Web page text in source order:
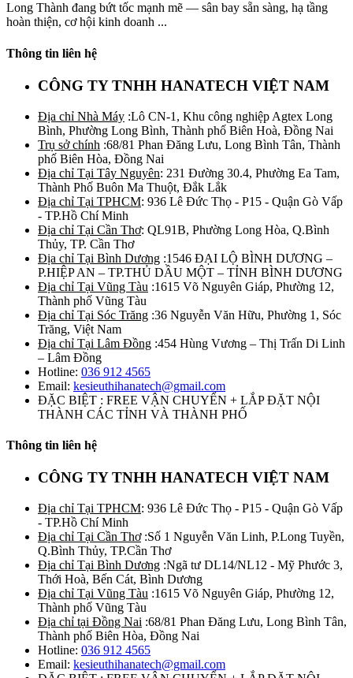
Long Thành đang bứt tốc mạnh mẽ — sân bay sẵn sàng, hạ tầng
hoàn thiện, cơ hội kinh doanh ...
Thông tin liên hệ
CÔNG TY TNHH HANATECH VIỆT NAM
Địa chỉ Nhà Máy :Lô CN-1, Khu công nghiệp Agtex Long
Bình, Phường Long Bình, Thành phố Biên Hoà, Đồng Nai
Trụ sở chính :68/81 Phan Đăng Lưu, Long Bình Tân, Thành
phố Biên Hòa, Đồng Nai
Địa chỉ Tại Tây Nguyên: 231 Đường 30.4, Phường Ea Tam,
Thành Phố Buôn Ma Thuột, Đắk Lắk
Địa chỉ Tại TPHCM: 936 Lê Đức Thọ - P15 - Quận Gò Vấp
- TP.Hồ Chí Minh
Địa chỉ Tại Cần Thơ: QL91B, Phường Long Hòa, Q.Bình
Thủy, TP. Cần Thơ
Địa chỉ Tại Bình Dương :1546 ĐẠI LỘ BÌNH DƯƠNG –
P.HIỆP AN – TP.THỦ DẦU MỘT – TỈNH BÌNH DƯƠNG
Địa chỉ Tại Vũng Tàu :1615 Võ Nguyên Giáp, Phường 12,
Thành phố Vũng Tàu
Địa chỉ Tại Sóc Trăng :36 Nguyễn Văn Hữu, Phường 1, Sóc
Trăng, Việt Nam
Địa chỉ Tại Lâm Đồng :454 Hùng Vương – Thị Trấn Di Linh
– Lâm Đồng
Hotline: 036 912 4565
Email: kesieuthihanatech@gmail.com
ĐẶC BIỆT : FREE VẬN CHUYỂN + LẮP ĐẶT NỘI
THÀNH CÁC TỈNH VÀ THÀNH PHỐ
Thông tin liên hệ
CÔNG TY TNHH HANATECH VIỆT NAM
Địa chỉ Tại TPHCM: 936 Lê Đức Thọ - P15 - Quận Gò Vấp
- TP.Hồ Chí Minh
Địa chỉ Tại Cần Thơ:Số 1 Nguyễn Văn Linh, P.Long Tuyền,
Q.Bình Thủy, TP.Cần Thơ
Địa chỉ Tại Bình Dương :Ngã tư DL14/NL12 - Mỹ Phước 3,
Thới Hoà, Bến Cát, Bình Dương
Địa chỉ Tại Vũng Tàu :1615 Võ Nguyên Giáp, Phường 12,
Thành phố Vũng Tàu
Địa chỉ tại Đồng Nai :68/81 Phan Đăng Lưu, Long Bình Tân,
Thành phố Biên Hòa, Đồng Nai
Hotline: 036 912 4565
Email: kesieuthihanatech@gmail.com